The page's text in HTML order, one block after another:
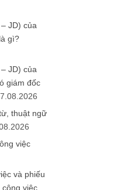
JD) của
gì?
JD) của
giám đốc
thuật ngữ
việc
và phiếu
việc